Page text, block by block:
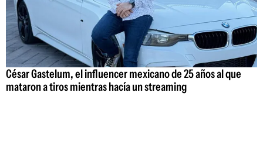
César Gastelum, el influencer mexicano de 25 años al que
mataron a tiros mientras hacía un streaming